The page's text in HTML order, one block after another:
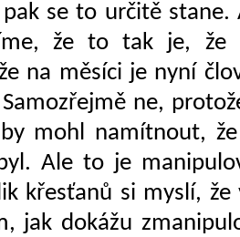
se to určitě stane.
že to tak je,
na měsíci je nyní
ne,
mohl namítnout,
Ale to je
křesťanů si myslí,
jak dokážu